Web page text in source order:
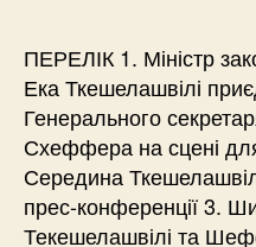
ПЕРЕЛІК 1. Міністр
Ека Ткешелашвілі
Генерального
Схеффера на сцені
Середина
прес-конференції 3.
Текешелашвілі та